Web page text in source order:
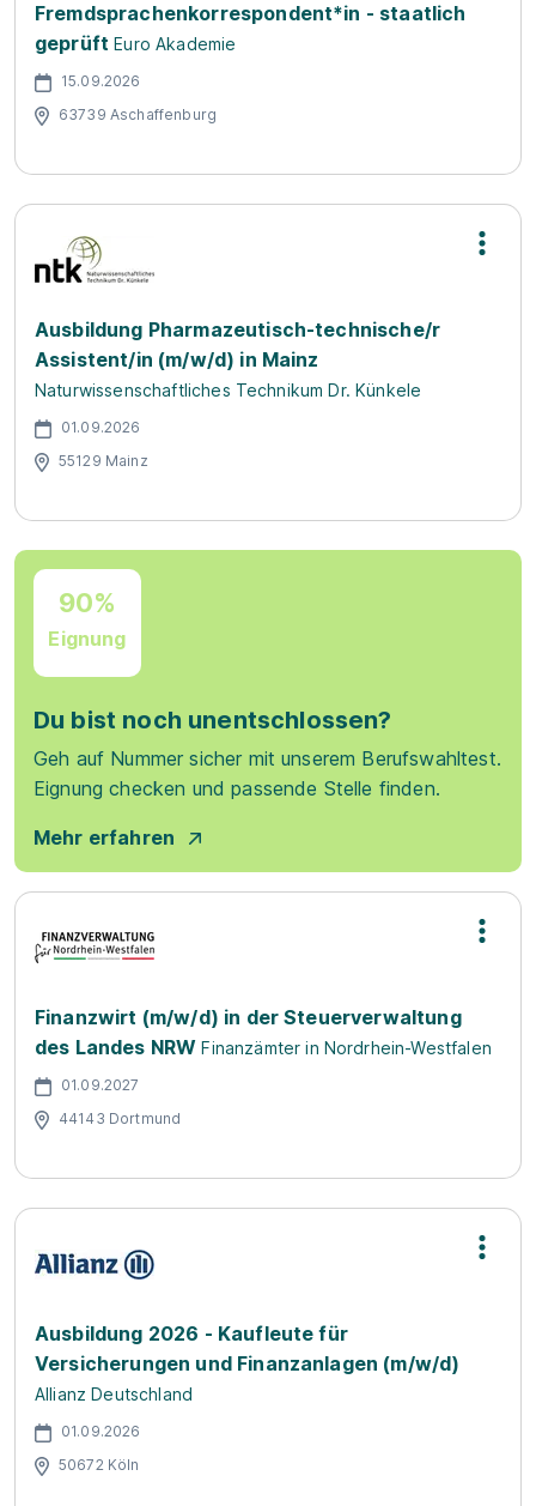
Fremdsprachenkorrespondent*in - staatlich
geprüft Euro Akademie
15.09.2026
63739 Aschaffenburg
Ausbildung Pharmazeutisch-technische/r
Assistent/in (m/w/d) in Mainz
Naturwissenschaftliches Technikum Dr. Künkele
01.09.2026
55129 Mainz
90%
Eignung
Du bist noch unentschlossen?
Geh auf Nummer sicher mit unserem Berufswahltest.
Eignung checken und passende Stelle finden.
Mehr erfahren
Finanzwirt (m/w/d) in der Steuerverwaltung
des Landes NRW Finanzämter in Nordrhein-Westfalen
01.09.2027
44143 Dortmund
Ausbildung 2026 - Kaufleute für
Versicherungen und Finanzanlagen (m/w/d)
Allianz Deutschland
01.09.2026
50672 Köln